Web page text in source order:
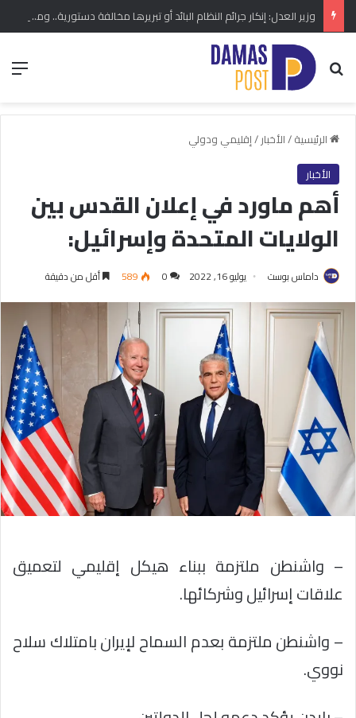
وزير العدل: إنكار جرائم النظام البائد أو تبريرها مخالفة دستورية.. ومشروع قانون خاص إلى مجلس الشعب
بحث عن
الرئيسية/الأخبار/إقليمي ودولي
الأخبار
أهم ماورد في إعلان القدس بين
الولايات المتحدة وإسرائيل:
داماس بوست يوليو 16, 2022 0
589 أقل من دقيقة
– واشنطن ملتزمة ببناء هيكل إقليمي لتعميق
علاقات إسرائيل وشركائها.
– واشنطن ملتزمة بعدم السماح لإيران بامتلاك سلاح
نووي.